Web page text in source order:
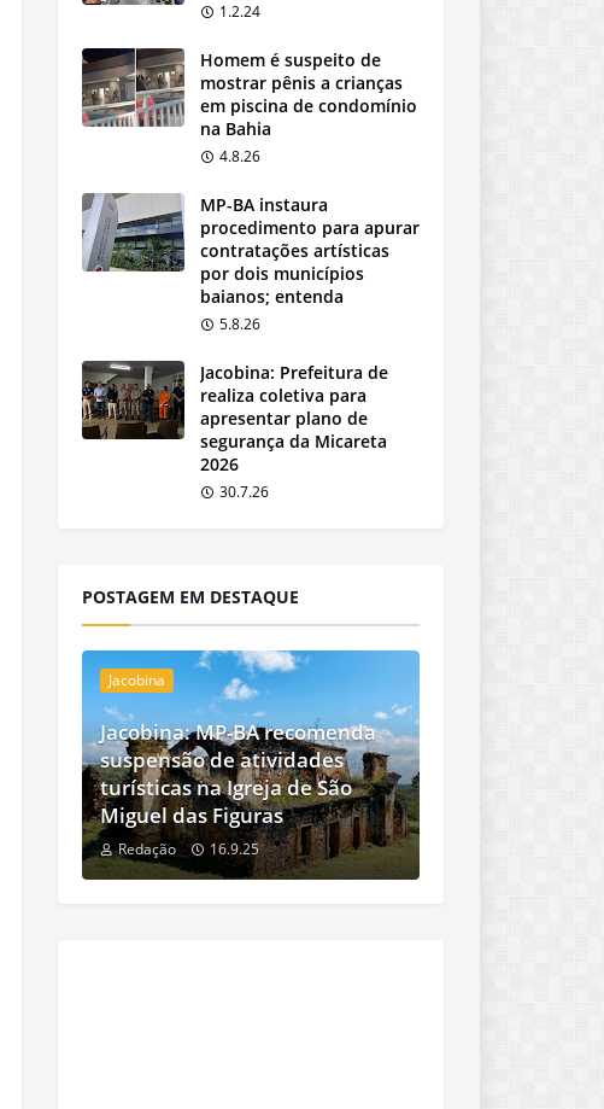
1.2.24
Homem é suspeito de
mostrar pênis a crianças
em piscina de condomínio
na Bahia
4.8.26
MP-BA instaura
procedimento para apurar
contratações artísticas
por dois municípios
baianos; entenda
5.8.26
Jacobina: Prefeitura de
realiza coletiva para
apresentar plano de
segurança da Micareta
2026
30.7.26
POSTAGEM EM DESTAQUE
Jacobina
Jacobina: MP-BA recomenda
suspensão de atividades
turísticas na Igreja de São
Miguel das Figuras
Redação 16.9.25